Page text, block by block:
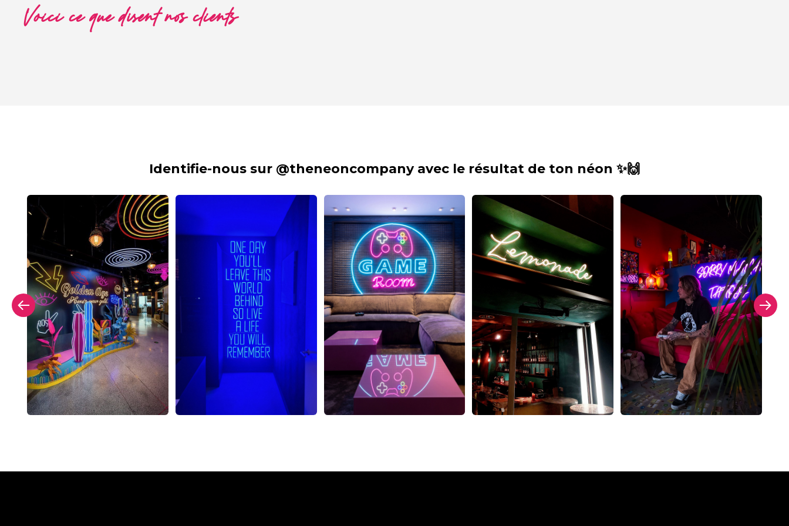
Voici ce que disent nos clients
Identifie-nous sur @theneoncompany avec le résultat de ton néon ✨🙌